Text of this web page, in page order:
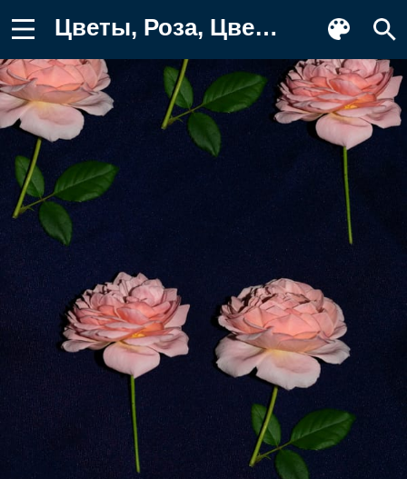
Цветы, Роза, Цветение, Ткань Обои на телефон